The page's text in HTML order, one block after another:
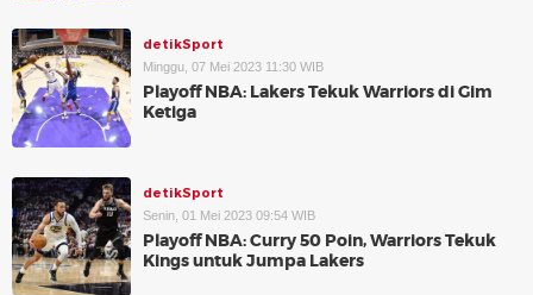
detikSport
Minggu, 07 Mei 2023 11:30 WIB
Playoff NBA: Lakers Tekuk Warriors di Gim
Ketiga
detikSport
Senin, 01 Mei 2023 09:54 WIB
Playoff NBA: Curry 50 Poin, Warriors Tekuk
Kings untuk Jumpa Lakers